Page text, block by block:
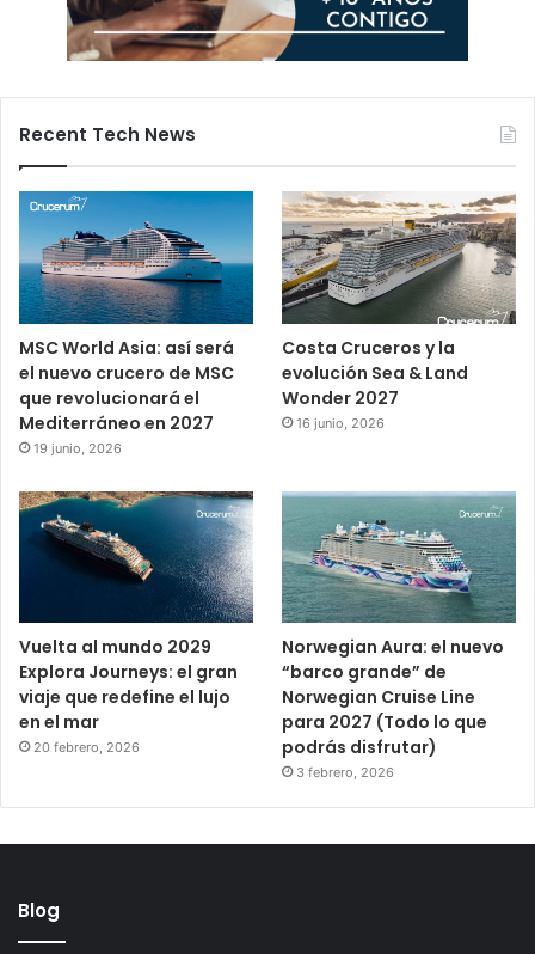
Recent Tech News
MSC World Asia: así será
el nuevo crucero de MSC
que revolucionará el
Mediterráneo en 2027
19 junio, 2026
Costa Cruceros y la
evolución Sea & Land
Wonder 2027
16 junio, 2026
Vuelta al mundo 2029
Explora Journeys: el gran
viaje que redefine el lujo
en el mar
20 febrero, 2026
Norwegian Aura: el nuevo
“barco grande” de
Norwegian Cruise Line
para 2027 (Todo lo que
podrás disfrutar)
3 febrero, 2026
Blog